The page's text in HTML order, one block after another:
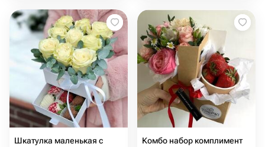
Шкатулка маленькая с
Комбо набор комплимент